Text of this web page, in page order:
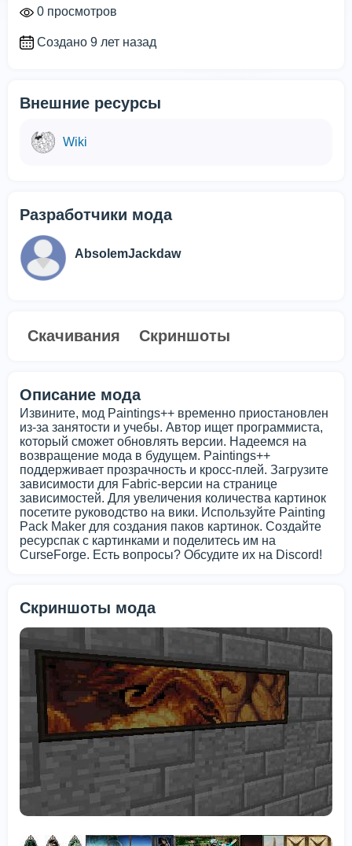
0 просмотров
Создано 9 лет назад
Внешние ресурсы
Wiki
Разработчики мода
AbsolemJackdaw
Скачивания Скриншоты
Описание мода
Извините, мод Paintings++ временно приостановлен
из-за занятости и учебы. Автор ищет программиста,
который сможет обновлять версии. Надеемся на
возвращение мода в будущем. Paintings++
поддерживает прозрачность и кросс-плей. Загрузите
зависимости для Fabric-версии на странице
зависимостей. Для увеличения количества картинок
посетите руководство на вики. Используйте Painting
Pack Maker для создания паков картинок. Создайте
ресурспак с картинками и поделитесь им на
CurseForge. Есть вопросы? Обсудите их на Discord!
Скриншоты мода